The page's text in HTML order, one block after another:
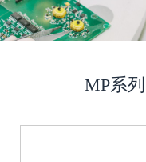
MP系